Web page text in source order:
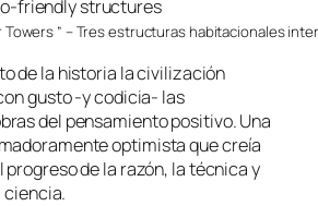
Towers ” – Tres estructuras habitacionales
de la historia la civilización
gusto -y codicia- las
del pensamiento positivo. Una
optimista que creía
de la razón, la técnica y
ciencia.